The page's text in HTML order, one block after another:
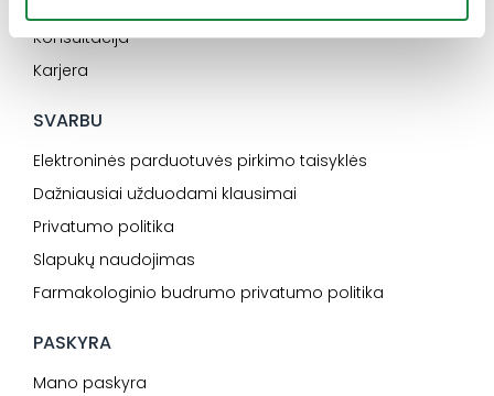
Konsultacija
Karjera
SVARBU
Elektroninės parduotuvės pirkimo taisyklės
Dažniausiai užduodami klausimai
Privatumo politika
Slapukų naudojimas
Farmakologinio budrumo privatumo politika
PASKYRA
Mano paskyra